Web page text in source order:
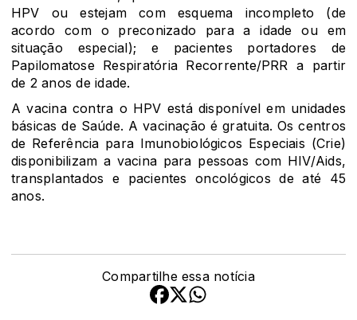
HPV ou estejam com esquema incompleto (de
acordo com o preconizado para a idade ou em
situação especial); e pacientes portadores de
Papilomatose Respiratória Recorrente/PRR a partir
de 2 anos de idade.
A vacina contra o HPV está disponível em unidades
básicas de Saúde. A vacinação é gratuita. Os centros
de Referência para Imunobiológicos Especiais (Crie)
disponibilizam a vacina para pessoas com HIV/Aids,
transplantados e pacientes oncológicos de até 45
anos.
Compartilhe essa notícia